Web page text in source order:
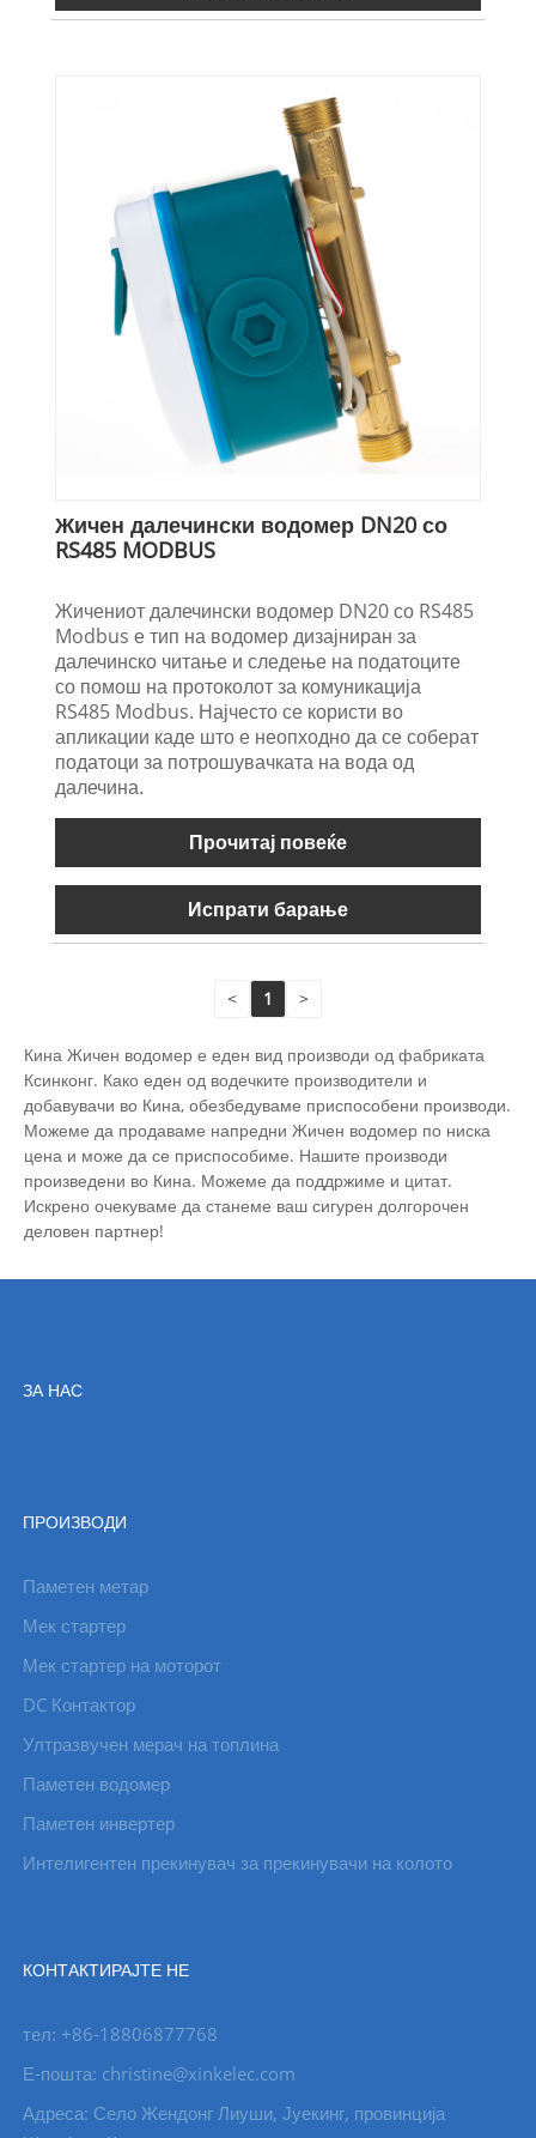
Жичен далечински водомер DN20 со
RS485 MODBUS
Жичениот далечински водомер DN20 со RS485
Modbus е тип на водомер дизајниран за
далечинско читање и следење на податоците
со помош на протоколот за комуникација
RS485 Modbus. Најчесто се користи во
апликации каде што е неопходно да се соберат
податоци за потрошувачката на вода од
далечина.
Прочитај повеќе
Испрати барање
< 1 >
Кина Жичен водомер е еден вид производи од фабриката
Ксинконг. Како еден од водечките производители и
добавувачи во Кина, обезбедуваме приспособени производи.
Можеме да продаваме напредни Жичен водомер по ниска
цена и може да се приспособиме. Нашите производи
произведени во Кина. Можеме да поддржиме и цитат.
Искрено очекуваме да станеме ваш сигурен долгорочен
деловен партнер!
ЗА НАС
ПРОИЗВОДИ
Паметен метар
Мек стартер
Мек стартер на моторот
DC Контактор
Ултразвучен мерач на топлина
Паметен водомер
Паметен инвертер
Интелигентен прекинувач за прекинувачи на колото
КОНТАКТИРАЈТЕ НЕ
тел: +86-18806877768
Е-пошта: christine@xinkelec.com
Адреса: Село Жендонг Лиуши, Јуекинг, провинција